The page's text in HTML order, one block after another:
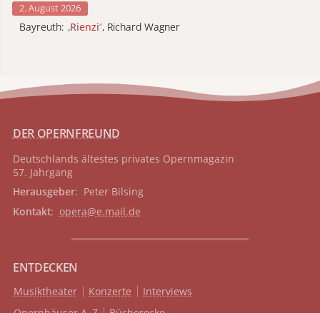
2. August 2026
Bayreuth: „Rienzi“, Richard Wagner
DER OPERNFREUND
Deutschlands ältestes privates Opernmagazin
57. Jahrgang
Herausgeber: Peter Bilsing
Kontakt: opera@e.mail.de
ENTDECKEN
Musiktheater Konzerte
Interviews